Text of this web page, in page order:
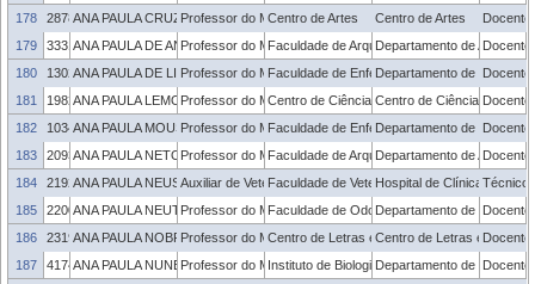
178
2878987ANA PAULA CRUZ PENKALA DIASProfessor do Magistério Superior
Centro de Artes Centro de Artes
Docente
179
3331918ANA PAULA DE ANDREA DAMETTO
Professor do Magistério Superior
Faculdade de Arquitetura e Urbanismo
Departamento de Docente
180
1302719ANA PAULA DE LIMA ESCOBALProfessor do Magistério Superior
Faculdade de EnfermagemDepartamento de Docente
181
1982706ANA PAULA LEMOS CENTENOProfessor do Magistério Superior
Centro de Ciências Socio-Organizacionais
Centro de Ciências Socio-
Docente
182
1034398ANA PAULA MOUSINHO TAVARESProfessor do Magistério Superior
Faculdade de EnfermagemDepartamento de Docente
183
2093791ANA PAULA NETO DE FARIAProfessor do Magistério Superior
Faculdade de Arquitetura e Urbanismo
Departamento de Docente
184
2192793ANA PAULA NEUSCHRANK ALBANO
Auxiliar de Veterinária e Zootecnia
Faculdade de VeterináriaHospital de ClínicaTécnico
185
2200579ANA PAULA NEUTZLING GOMESProfessor do Magistério Superior
Faculdade de OdontologiaDepartamento de
Docente
186
2319498ANA PAULA NOBRE DA CUNHAProfessor do Magistério Superior
Centro de Letras e Comunicação
Centro de Letras eDocente
187
4174706ANA PAULA NUNESProfessor do Magistério Superior
Instituto de BiologiaDepartamento de
Docente